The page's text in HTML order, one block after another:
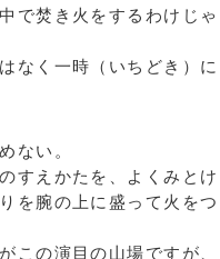
で焚き火をするわけじゃ
なく一時（いちどき）に
ない。
すえかたを、よくみとけ
を腕の上に盛って火をつ
この演目の山場ですが、